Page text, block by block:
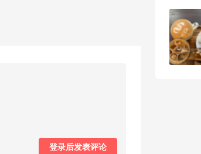
登录后发表评论